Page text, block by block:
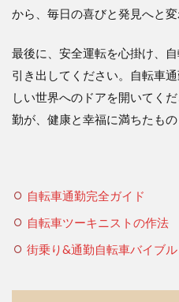
から、毎日の喜びと発見へと変
最後に、安全運転を心掛け、
引き出してください。自転車
しい世界へのドアを開いてく
勤が、健康と幸福に満ちたも
自転車通勤完全ガイド
自転車ツーキニストの作法
街乗り&通勤自転車バイブル